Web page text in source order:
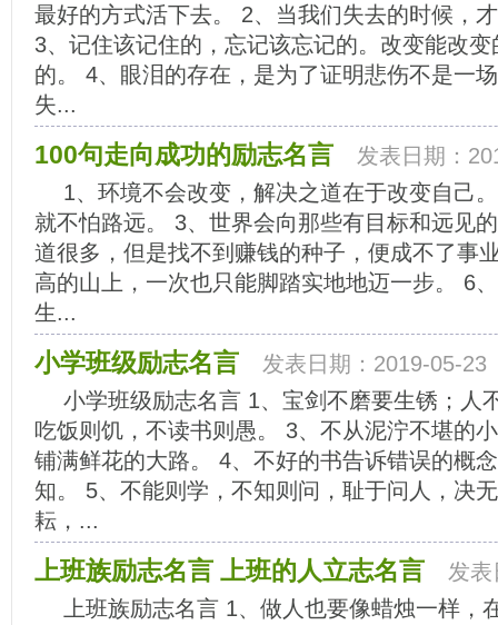
最好的方式活下去。 2、当我们失去的时候，
3、记住该记住的，忘记该忘记的。改变能改
的。 4、眼泪的存在，是为了证明悲伤不是一
失...
100句走向成功的励志名言
发表日期：
1、环境不会改变，解决之道在于改变自己
就不怕路远。 3、世界会向那些有目标和远见
道很多，但是找不到赚钱的种子，便成不了事
高的山上，一次也只能脚踏实地地迈一步。 6
生...
小学班级励志名言
发表日期：2019-05-23
小学班级励志名言 1、宝剑不磨要生锈；人
吃饭则饥，不读书则愚。 3、不从泥泞不堪的
铺满鲜花的大路。 4、不好的书告诉错误的概
知。 5、不能则学，不知则问，耻于问人，决
耘，...
上班族励志名言 上班的人立志名言
发
上班族励志名言 1、做人也要像蜡烛一样，